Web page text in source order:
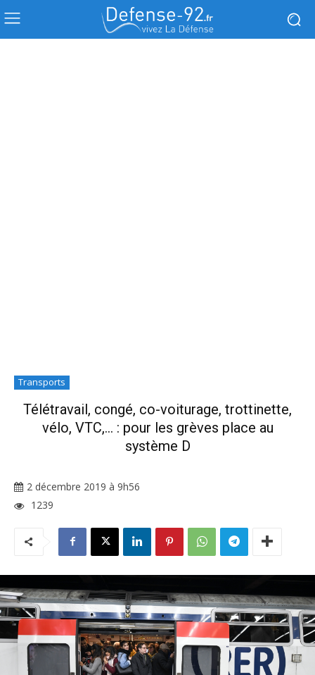
Transports
Télétravail, congé, co-voiturage, trottinette,
vélo, VTC,… : pour les grèves place au
système D
2 décembre 2019 à 9h56
1239